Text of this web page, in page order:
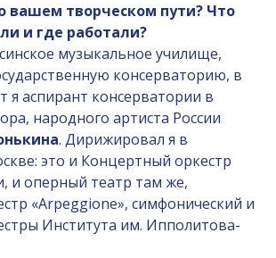
вашем творческом пути? Что
и где работали?
музыкальное училище,
консерваторию, в
аспирант консерватории в
народного артиста России
. Дирижировал я в
это и Концертный оркестр
и оперный театр там же,
«Arpeggione», симфонический и
Института им. Ипполитова-